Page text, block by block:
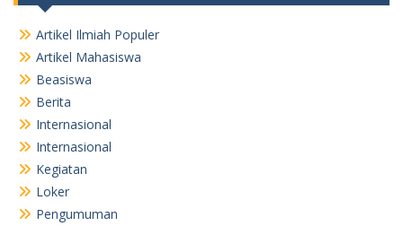
Artikel Ilmiah Populer
Artikel Mahasiswa
Beasiswa
Berita
Internasional
Internasional
Kegiatan
Loker
Pengumuman